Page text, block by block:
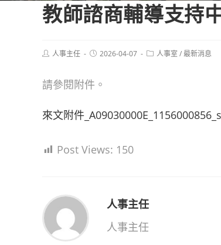
教師諮商輔導支持
Post人事主任
Post2026-04-07
Post人事室 /最新消息
請參閱附件。
來文附件
Post Views: 150
人事主任
人事主任